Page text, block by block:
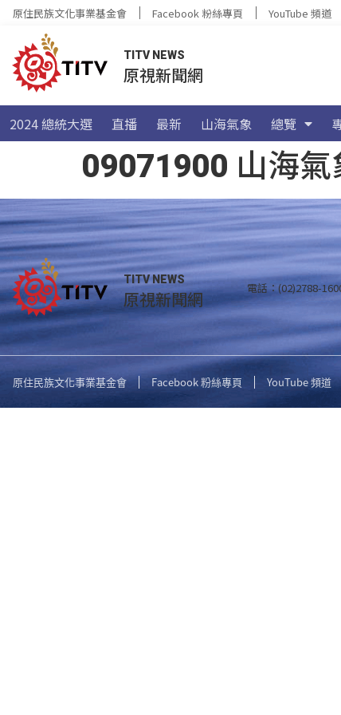
原住民族文化事業基金會 Facebook 粉絲專頁 YouTube 頻道
TITV NEWS
原視新聞網
2024 總統大選 直播 最新 山海氣象 總覽
09071900 山海
TITV NEWS
原視新聞網 電話：(02)2788-
原住民族文化事業基金會 Facebook 粉絲專頁 YouTube 頻道